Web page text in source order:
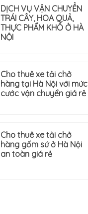
DỊCH VỤ VẬN CHUYỂN
TRÁI CÂY, HOA QUẢ,
THỰC PHẨM KHÔ Ở HÀ
NỘI
Cho thuê xe tải chở
hàng tại Hà Nội với mức
cước vận chuyển giá rẻ
Cho thuê xe tải chở
hàng gốm sứ ở Hà Nội
an toàn giá rẻ